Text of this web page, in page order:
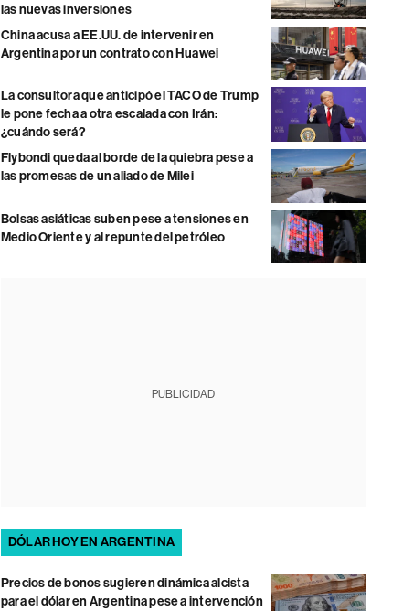
las nuevas inversiones
China acusa a EE.UU. de intervenir en
Argentina por un contrato con Huawei
La consultora que anticipó el TACO de Trump
le pone fecha a otra escalada con Irán:
¿cuándo será?
Flybondi queda al borde de la quiebra pese a
las promesas de un aliado de Milei
Bolsas asiáticas suben pese a tensiones en
Medio Oriente y al repunte del petróleo
PUBLICIDAD
DÓLAR HOY EN ARGENTINA
Precios de bonos sugieren dinámica alcista
para el dólar en Argentina pese a intervención